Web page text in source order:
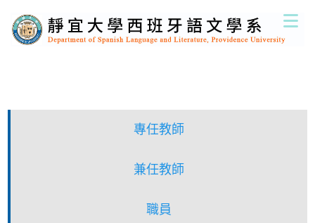
到
主
專任教師
兼任教師
職員